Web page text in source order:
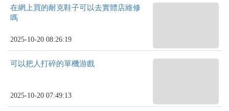
在網上買的耐克鞋子可以去實體店維修
嗎
2025-10-20 08:26:19
可以把人打碎的單機游戲
2025-10-20 07:49:13